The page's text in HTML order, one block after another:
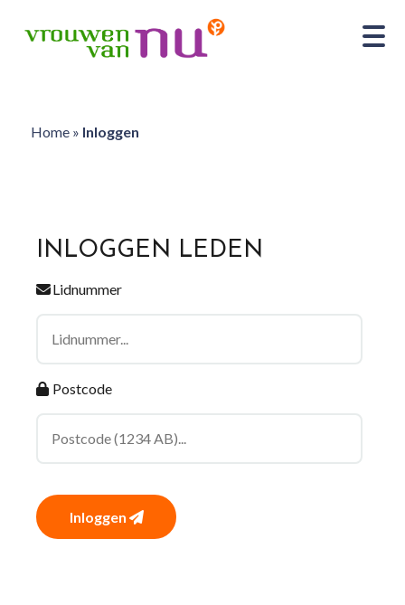
Home» Inloggen
INLOGGEN LEDEN
Lidnummer
Postcode
Inloggen